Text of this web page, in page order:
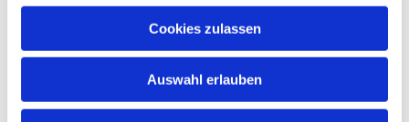
Cookies zulassen
Auswahl erlauben
Dies könnte Sie auch
interessieren